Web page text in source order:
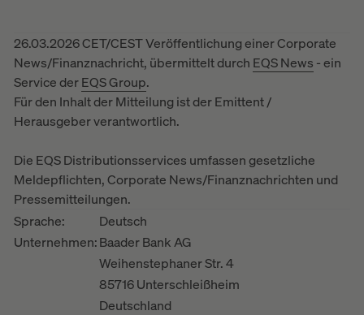
26.03.2026 CET/CEST Veröffentlichung einer Corporate
News/Finanznachricht, übermittelt durch EQS News - ein
Service derEQS Group.
Für den Inhalt der Mitteilung ist der Emittent /
Herausgeber verantwortlich.
Die EQS Distributionsservices umfassen gesetzliche
Meldepflichten, Corporate News/Finanznachrichten und
Pressemitteilungen.
Sprache:
Deutsch
Unternehmen:Baader Bank AG
Weihenstephaner Str. 4
85716 Unterschleißheim
Deutschland